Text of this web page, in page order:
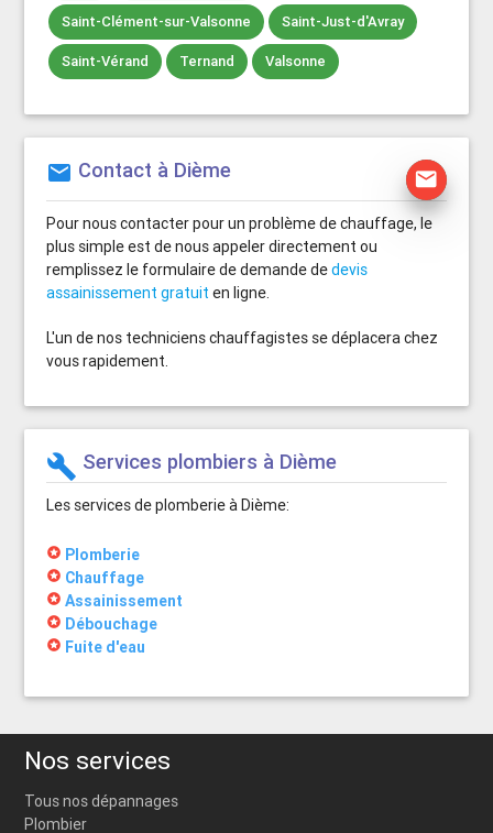
Saint-Clément-sur-Valsonne Saint-Just-d'Avray
Saint-Vérand Ternand Valsonne
mail Contact à Dième mail
Pour nous contacter pour un problème de chauffage, le
plus simple est de nous appeler directement ou
remplissez le formulaire de demande dedevis
assainissement gratuit en ligne.
L'un de nos techniciens chauffagistes se déplacera chez
vous rapidement.
build Services plombiers à Dième
Les services de plomberie à Dième:
stars Plomberie
stars Chauffage
stars Assainissement
stars Débouchage
stars Fuite d'eau
Nos services
Tous nos dépannages
Plombier